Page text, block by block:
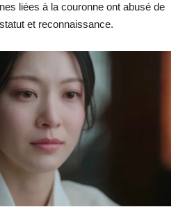
liées à la couronne ont abusé de
et reconnaissance.